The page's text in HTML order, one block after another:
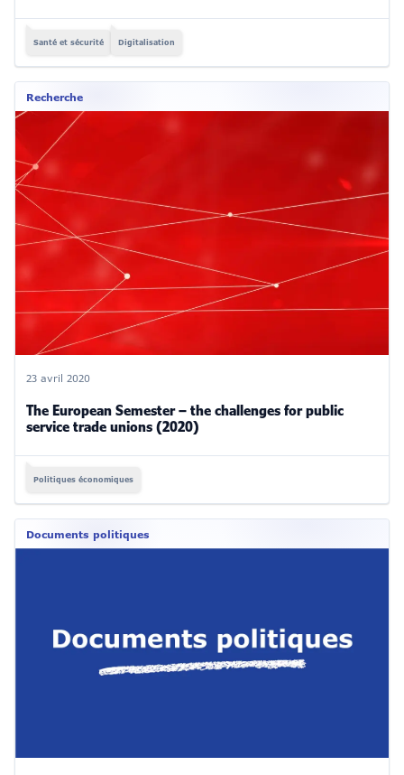
Santé et sécurité Digitalisation
Recherche
23 avril 2020
The European Semester – the challenges for public
service trade unions (2020)
Politiques économiques
Documents politiques